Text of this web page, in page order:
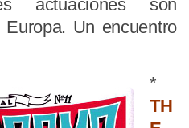
actuaciones son
Un encuentro
*
TH